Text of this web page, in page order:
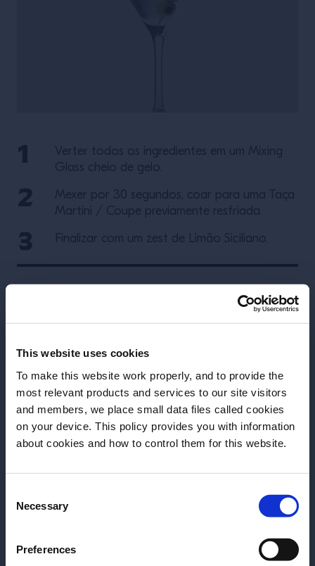
This website uses cookies
To make this website work properly, and to provide the
most relevant products and services to our site visitors
and members, we place small data files called cookies
on your device. This policy provides you with information
about cookies and how to control them for this website.
Selection
Necessary
Preferences
Antes de começar, precisamos saber sua
Verter todos os ingredientes em um Mixing
Glass cheio de gelo.
Mexer por 30 segundos, coar para uma Taça
Martini / Coupe previamente resfriada.
Finalizar com um zest de Limão Siciliano.
Mais receitas
RECEITA
Americano